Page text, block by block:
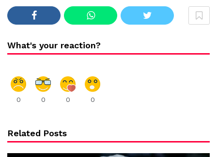
What's your reaction?
0 0 0 0
Related Posts